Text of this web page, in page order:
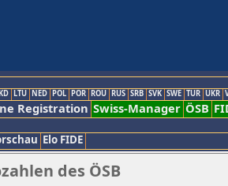
LTU NED POL POR ROU RUS SRB SVK SWE TUR UKR
Registration Swiss-Manager ÖSB
Elo FIDE
des ÖSB